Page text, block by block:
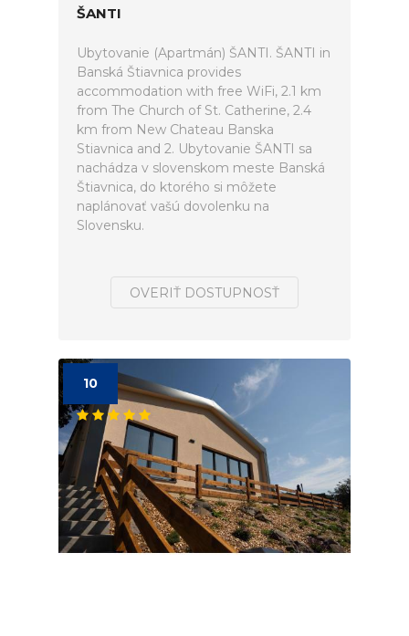
ŠANTI
Ubytovanie (Apartmán) ŠANTI. ŠANTI in
Banská Štiavnica provides
accommodation with free WiFi, 2.1 km
from The Church of St. Catherine, 2.4
km from New Chateau Banska
Stiavnica and 2. Ubytovanie ŠANTI sa
nachádza v slovenskom meste Banská
Štiavnica, do ktorého si môžete
naplánovať vašú dovolenku na
Slovensku.
OVERIŤ DOSTUPNOSŤ
10